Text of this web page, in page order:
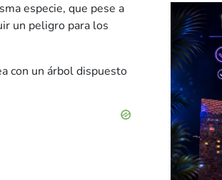
especie, que pese a
un peligro para los
con un árbol dispuesto